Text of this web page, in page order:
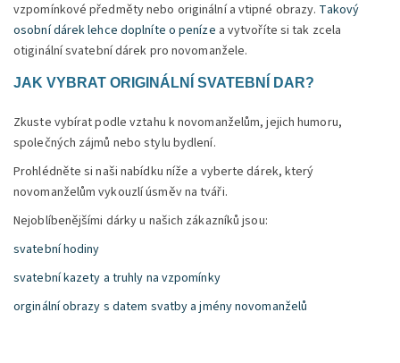
vzpomínkové předměty nebo originální a vtipné obrazy. Takový
osobní dárek lehce doplníte o peníze a vytvoříte si tak zcela
otiginální svatební dárek pro novomanžele.
JAK VYBRAT ORIGINÁLNÍ SVATEBNÍ DAR?
Zkuste vybírat podle vztahu k novomanželům, jejich humoru,
společných zájmů nebo stylu bydlení.
Prohlédněte si naši nabídku níže a vyberte dárek, který
novomanželům vykouzlí úsměv na tváři.
Nejoblíbenějšími dárky u našich zákazníků jsou:
svatební hodiny
svatební kazety a truhly na vzpomínky
orginální obrazy s datem svatby a jmény novomanželů